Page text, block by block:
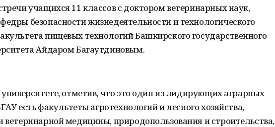
учащихся 11 классов с доктором ветеринарных наук,
безопасности жизнедеятельности и технологического
пищевых технологий Башкирского государственного
Айдаром Багаутдиновым.
университете, отметив, что это один из лидирующих аграрных
есть факультеты агротехнологий и лесного хозяйства,
ветеринарной медицины, природопользования и строительства,